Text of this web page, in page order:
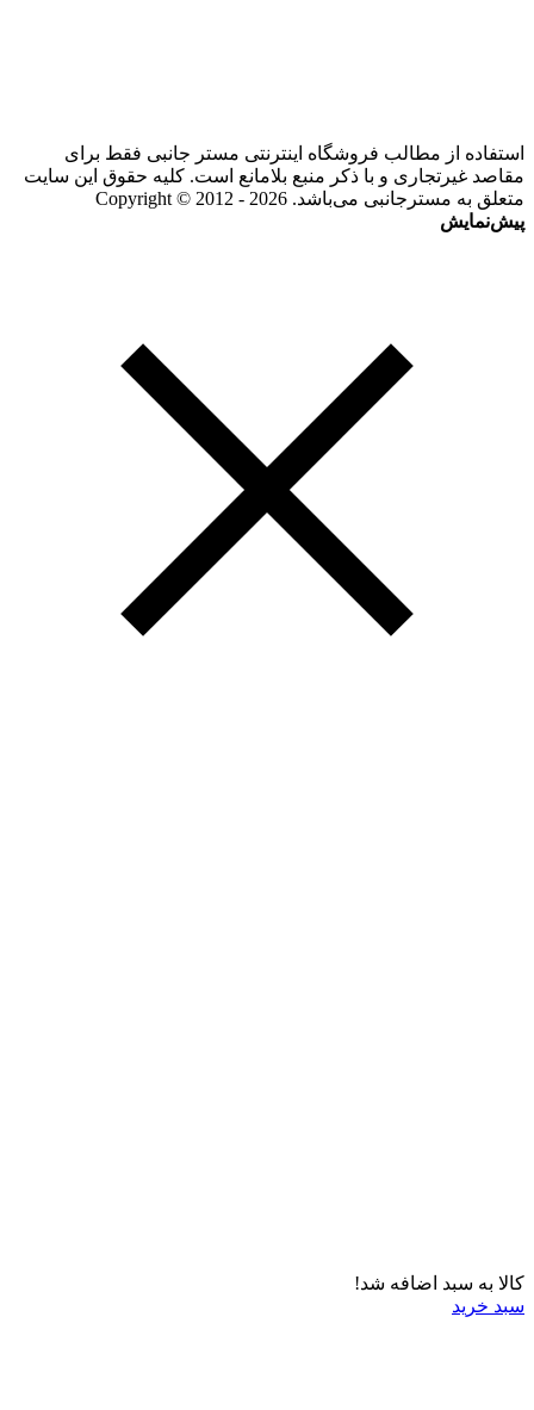
استفاده از مطالب فروشگاه اینترنتی مستر جانبی فقط برای
مقاصد غیرتجاری و با ذکر منبع بلامانع است. کلیه حقوق این سایت
متعلق به مسترجانبی می‌باشد. Copyright © 2012 - 2026
پیش‌نمایش
کالا به سبد اضافه شد!
سبد خرید